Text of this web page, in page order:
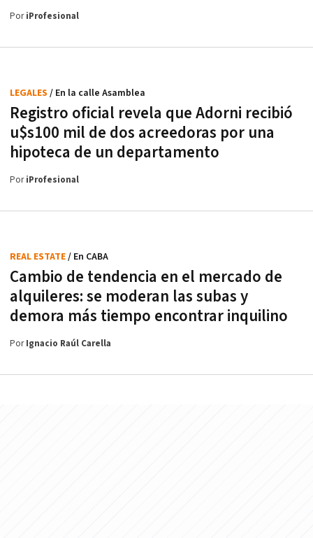
PoriProfesional
Registro oficial revela que Adorni recibió
u$s100 mil de dos acreedoras por una
hipoteca de un departamento
LEGALES / En la calle Asamblea
PoriProfesional
Cambio de tendencia en el mercado de
alquileres: se moderan las subas y
demora más tiempo encontrar inquilino
REAL ESTATE/ En CABA
PorIgnacio Raúl Carella